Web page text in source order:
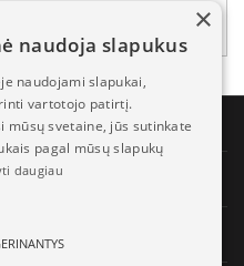
atsiliepimą! ×
naudoja slapukus
naudojami slapukai,
vartotojo patirtį.
mūsų svetaine, jūs sutinkate
pagal mūsų slapukų
daugiau